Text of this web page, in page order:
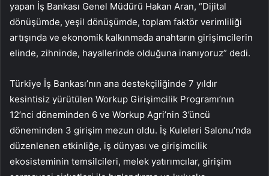
yapan İş Bankası Genel Müdürü Hakan Aran, “Dijital
dönüşümde, yeşil dönüşümde, toplam faktör verimliliği
artışında ve ekonomik kalkınmada anahtarın girişimcilerin
elinde, zihninde, hayallerinde olduğuna inanıyoruz” dedi.
Türkiye İş Bankası’nın ana destekçiliğinde 7 yıldır
kesintisiz yürütülen Workup Girişimcilik Programı’nın
12’nci döneminden 6 ve Workup Agri’nin 3’üncü
döneminden 3 girişim mezun oldu. İş Kuleleri Salonu’nda
düzenlenen etkinliğe, iş dünyası ve girişimcilik
ekosisteminin temsilcileri, melek yatırımcılar, girişim